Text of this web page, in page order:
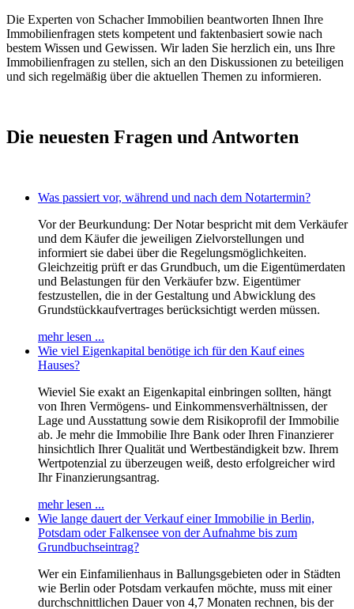
Die Experten von Schacher Immobilien beantworten Ihnen Ihre
Immobilienfragen stets kompetent und faktenbasiert sowie nach
bestem Wissen und Gewissen. Wir laden Sie herzlich ein, uns Ihre
Immobilienfragen zu stellen, sich an den Diskussionen zu beteiligen
und sich regelmäßig über die aktuellen Themen zu informieren.
Die neuesten Fragen und Antworten
Was passiert vor, während und nach dem Notartermin?
Vor der Beurkundung: Der Notar bespricht mit dem Verkäufer
und dem Käufer die jeweiligen Zielvorstellungen und
informiert sie dabei über die Regelungsmöglichkeiten.
Gleichzeitig prüft er das Grundbuch, um die Eigentümerdaten
und Belastungen für den Verkäufer bzw. Eigentümer
festzustellen, die in der Gestaltung und Abwicklung des
Grundstückkaufvertrages berücksichtigt werden müssen.
mehr lesen ...
Wie viel Eigenkapital benötige ich für den Kauf eines
Hauses?
Wieviel Sie exakt an Eigenkapital einbringen sollten, hängt
von Ihren Vermögens- und Einkommensverhältnissen, der
Lage und Ausstattung sowie dem Risikoprofil der Immobilie
ab. Je mehr die Immobilie Ihre Bank oder Ihren Finanzierer
hinsichtlich Ihrer Qualität und Wertbeständigkeit bzw. Ihrem
Wertpotenzial zu überzeugen weiß, desto erfolgreicher wird
Ihr Finanzierungsantrag.
mehr lesen ...
Wie lange dauert der Verkauf einer Immobilie in Berlin,
Potsdam oder Falkensee von der Aufnahme bis zum
Grundbuchseintrag?
Wer ein Einfamilienhaus in Ballungsgebieten oder in Städten
wie Berlin oder Potsdam verkaufen möchte, muss mit einer
durchschnittlichen Dauer von 4,7 Monaten rechnen, bis der